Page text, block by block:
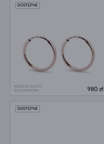
RÓŻOWE ZŁOTO
BEZ KAMIENIA
DOSTĘPNE
980 zł
DOSTĘPNE